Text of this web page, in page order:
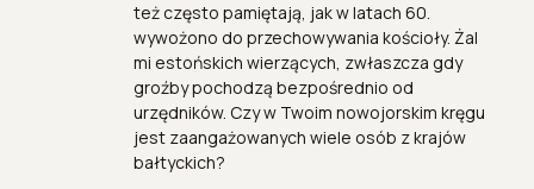
też często pamiętają, jak w latach 60.
wywożono do przechowywania kościoły. Żal
mi estońskich wierzących, zwłaszcza gdy
groźby pochodzą bezpośrednio od
urzędników. Czy w Twoim nowojorskim kręgu
jest zaangażowanych wiele osób z krajów
bałtyckich?